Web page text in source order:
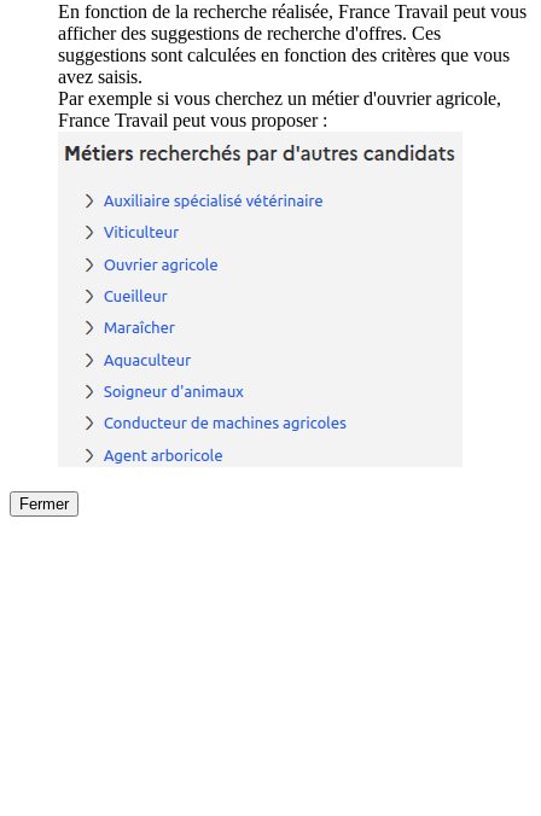
En fonction de la recherche réalisée, France Travail peut vous
afficher des suggestions de recherche d'offres. Ces
suggestions sont calculées en fonction des critères que vous
avez saisis.
Par exemple si vous cherchez un métier d'ouvrier agricole,
France Travail peut vous proposer :
Fermer